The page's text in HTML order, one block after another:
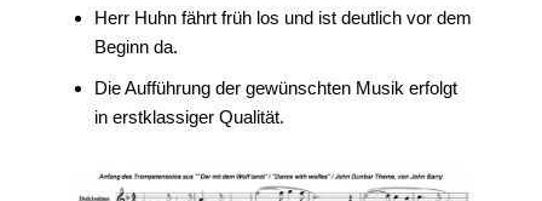
Herr Huhn fährt früh los und ist deutlich vor dem
Beginn da.
Die Aufführung der gewünschten Musik erfolgt
in erstklassiger Qualität.